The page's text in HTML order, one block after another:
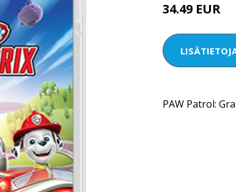
34.49 EUR
PAW Patrol: